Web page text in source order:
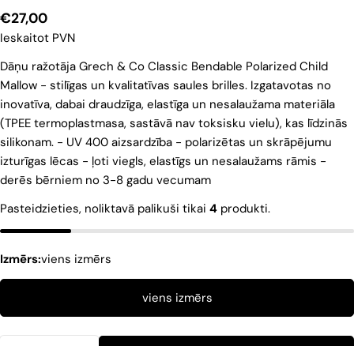
Cena
€27,00
Ieskaitot PVN
Dāņu ražotāja Grech & Co Classic Bendable Polarized Child
Mallow - stilīgas un kvalitatīvas saules brilles. Izgatavotas no
inovatīva, dabai draudzīga, elastīga un nesalaužama materiāla
(TPEE termoplastmasa, sastāvā nav toksisku vielu), kas līdzinās
silikonam. - UV 400 aizsardzība - polarizētas un skrāpējumu
izturīgas lēcas - ļoti viegls, elastīgs un nesalaužams rāmis -
derēs bērniem no 3-8 gadu vecumam
Pasteidzieties, noliktavā palikuši tikai 4 produkti.
Izmērs:viens izmērs
viens izmērs